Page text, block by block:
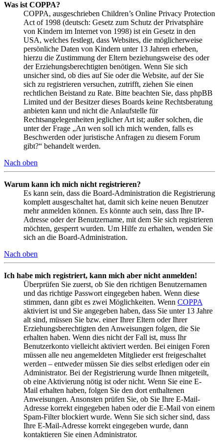
Was ist COPPA?
COPPA, ausgeschrieben Children’s Online Privacy Protection
Act of 1998 (deutsch: Gesetz zum Schutz der Privatsphäre
von Kindern im Internet von 1998) ist ein Gesetz in den
USA, welches festlegt, dass Websites, die möglicherweise
persönliche Daten von Kindern unter 13 Jahren erheben,
hierzu die Zustimmung der Eltern beziehungsweise des oder
der Erziehungsberechtigten benötigen. Wenn Sie sich
unsicher sind, ob dies auf Sie oder die Website, auf der Sie
sich zu registrieren versuchen, zutrifft, ziehen Sie einen
rechtlichen Beistand zu Rate. Bitte beachten Sie, dass phpBB
Limited und der Besitzer dieses Boards keine Rechtsberatung
anbieten kann und nicht die Anlaufstelle für
Rechtsangelegenheiten jeglicher Art ist; außer solchen, die
unter der Frage „An wen soll ich mich wenden, falls es
Beschwerden oder juristische Anfragen zu diesem Forum
gibt?“ behandelt werden.
Nach oben
Warum kann ich mich nicht registrieren?
Es kann sein, dass die Board-Administration die Registrierung
komplett ausgeschaltet hat, damit sich keine neuen Benutzer
mehr anmelden können. Es könnte auch sein, dass Ihre IP-
Adresse oder der Benutzername, mit dem Sie sich registrieren
möchten, gesperrt wurden. Um Hilfe zu erhalten, wenden Sie
sich an die Board-Administration.
Nach oben
Ich habe mich registriert, kann mich aber nicht anmelden!
Überprüfen Sie zuerst, ob Sie den richtigen Benutzernamen
und das richtige Passwort eingegeben haben. Wenn diese
stimmen, dann gibt es zwei Möglichkeiten. Wenn COPPA
aktiviert ist und Sie angegeben haben, dass Sie unter 13 Jahre
alt sind, müssen Sie bzw. einer Ihrer Eltern oder Ihrer
Erziehungsberechtigten den Anweisungen folgen, die Sie
erhalten haben. Wenn dies nicht der Fall ist, muss Ihr
Benutzerkonto vielleicht aktiviert werden. Bei einigen Foren
müssen alle neu angemeldeten Mitglieder erst freigeschaltet
werden – entweder müssen Sie dies selbst erledigen oder ein
Administrator. Bei der Registrierung wurde Ihnen mitgeteilt,
ob eine Aktivierung nötig ist oder nicht. Wenn Sie eine E-
Mail erhalten haben, folgen Sie den dort enthaltenen
Anweisungen. Ansonsten prüfen Sie, ob Sie Ihre E-Mail-
Adresse korrekt eingegeben haben oder die E-Mail von einem
Spam-Filter blockiert wurde. Wenn Sie sich sicher sind, dass
Ihre E-Mail-Adresse korrekt eingegeben wurde, dann
kontaktieren Sie einen Administrator.